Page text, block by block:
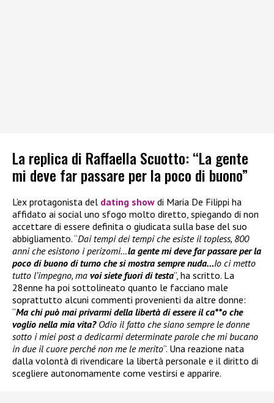
La replica di Raffaella Scuotto: “La gente
mi deve far passare per la poco di buono”
L’ex protagonista del dating show di Maria De Filippi ha
affidato ai social uno sfogo molto diretto, spiegando di non
accettare di essere definita o giudicata sulla base del suo
abbigliamento. “Dai tempi dei tempi che esiste il topless, 800
anni che esistono i perizomi…la gente mi deve far passare per la
poco di buono di turno che si mostra sempre nuda…Io ci metto
tutto l’impegno, ma voi siete fuori di testa”, ha scritto. La
28enne ha poi sottolineato quanto le facciano male
soprattutto alcuni commenti provenienti da altre donne:
“Ma chi può mai privarmi della libertà di essere il ca**o che
voglio nella mia vita? Odio il fatto che siano sempre le donne
sotto i miei post a dedicarmi determinate parole che mi bucano
in due il cuore perché non me le merito”. Una reazione nata
dalla volontà di rivendicare la libertà personale e il diritto di
scegliere autonomamente come vestirsi e apparire.